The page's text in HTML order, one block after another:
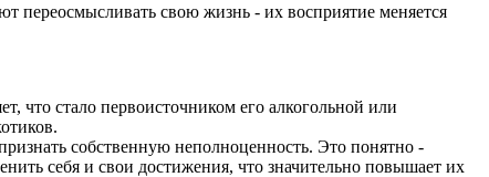
переосмысливать свою жизнь - их восприятие меняется
что стало первоисточником его алкогольной или
собственную неполноценность. Это понятно -
себя и свои достижения, что значительно повышает их